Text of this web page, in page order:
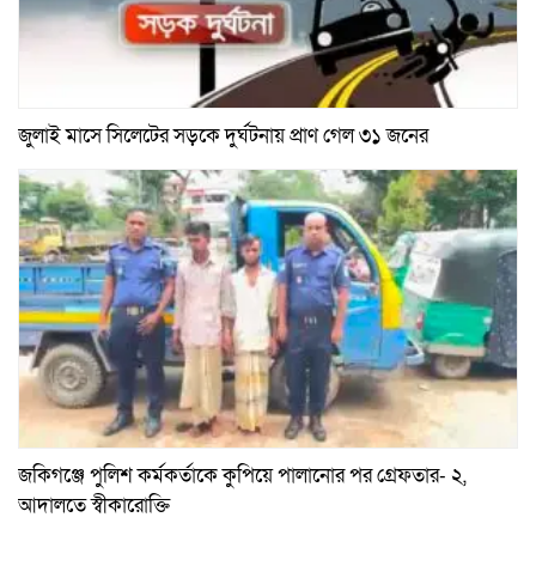
জুলাই মাসে সিলেটের সড়কে দুর্ঘটনায় প্রাণ গেল ৩১ জনের
জকিগঞ্জে পুলিশ কর্মকর্তাকে কুপিয়ে পালানোর পর গ্রেফতার- ২,
আদালতে স্বীকারোক্তি